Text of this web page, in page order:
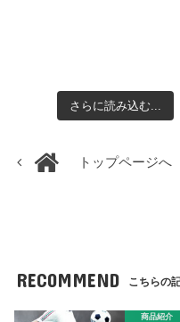
さらに読み込む...
トップページへ
RECOMMEND こちらの
商品紹介